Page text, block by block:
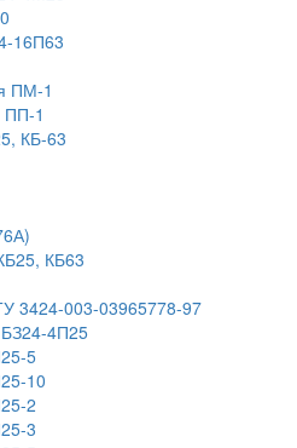
16П63
ПМ-1
ПП-1
КБ-63
КБ63
3424-003-03965778-97
4П25
5
10
2
3